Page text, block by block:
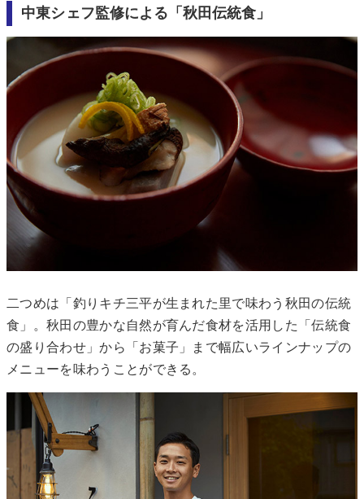
中東シェフ監修による「秋田伝統食」
二つめは「釣りキチ三平が生まれた里で味わう秋田の伝統
食」。秋田の豊かな自然が育んだ食材を活用した「伝統食
の盛り合わせ」から「お菓子」まで幅広いラインナップの
メニューを味わうことができる。